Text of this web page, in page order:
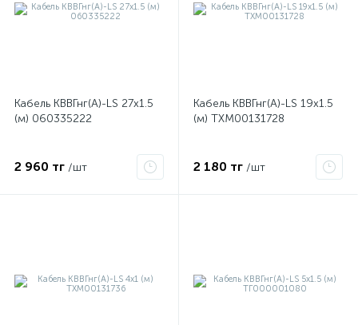
Кабель КВВГнг(А)-LS 27х1.5
(м) 060335222
2 960 тг /шт
Кабель КВВГнг(А)-LS 19х1.5
(м) ТХМ00131728
2 180 тг /шт